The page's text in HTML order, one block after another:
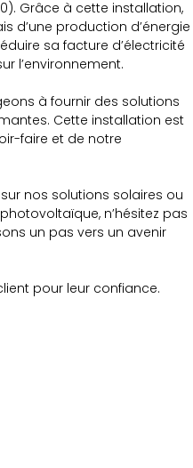
Grâce à cette installation,
d’une production d’énergie
sa facture d’électricité
l’environnement.
à fournir des solutions
Cette installation est
faire et de notre
nos solutions solaires ou
n’hésitez pas
un pas vers un avenir
pour leur confiance.